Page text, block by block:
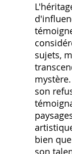
sujets,
son
bien